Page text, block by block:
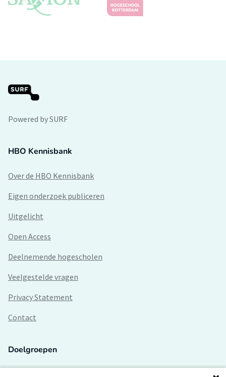
Powered by SURF
HBO Kennisbank
Over de HBO Kennisbank
Eigen onderzoek publiceren
Uitgelicht
Open Access
Deelnemende hogescholen
Veelgestelde vragen
Privacy Statement
Contact
Doelgroepen